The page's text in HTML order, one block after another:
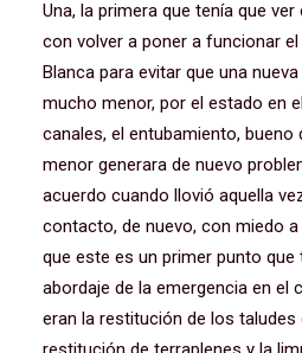
Una, la primera que tenía que
con volver a poner a funcionar
Blanca para evitar que una
mucho menor, por el estado en
canales, el entubamiento, bueno
menor generara de nuevo
acuerdo cuando llovió aquella
contacto, de nuevo, con miedo
que este es un primer punto que
abordaje de la emergencia en el
eran la restitución de los taludes